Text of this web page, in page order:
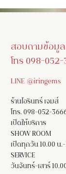
สอบถามข้อมู
โทร 098-
LINE @iringems
ร้านไอรินทร์ เจมส์
โทร. 098-052-
เปิดให้บริการ
SHOW ROOM
เปิดทุกวัน 10.00 น
SERVICE
วันจันทร์-เสาร์